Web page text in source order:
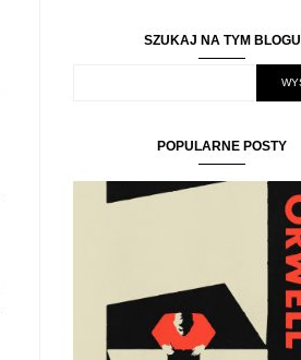
SZUKAJ NA TYM BLOGU
POPULARNE POSTY